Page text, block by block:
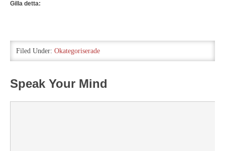
Gilla detta:
Filed Under: Okategoriserade
Speak Your Mind